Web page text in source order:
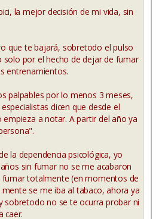
la mejor decisión de mi vida, sin
que te bajará, sobretodo el pulso
por el hecho de dejar de fumar
entrenamientos.
palpables por lo menos 3 meses,
dicen que desde el
a notar. A partir del año ya
la dependencia psicológica, yo
sin fumar no se me acabaron
fumar totalmente (en momentos de
se me iba al tabaco, ahora ya
sobretodo no se te ocurra probar ni
caer.